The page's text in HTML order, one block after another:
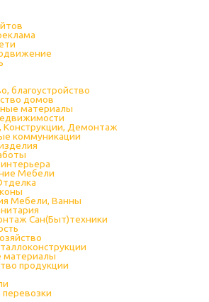
благоустройство
домов
материалы
Демонтаж
коммуникации
Мебели
Мебели, Ванны
Сан(Быт)техники
материалы
продукции
перевозки